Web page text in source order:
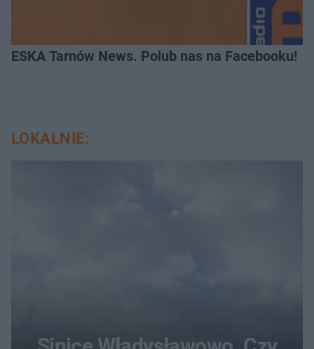
ESKA Tarnów News. Polub nas na Facebooku!
LOKALNIE: